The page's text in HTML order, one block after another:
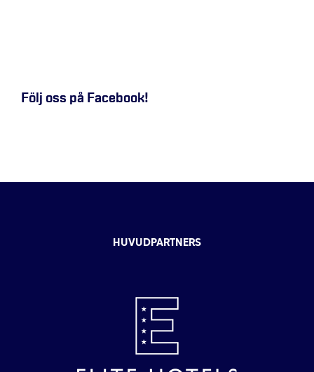
Följ oss på Facebook!
HUVUDPARTNERS